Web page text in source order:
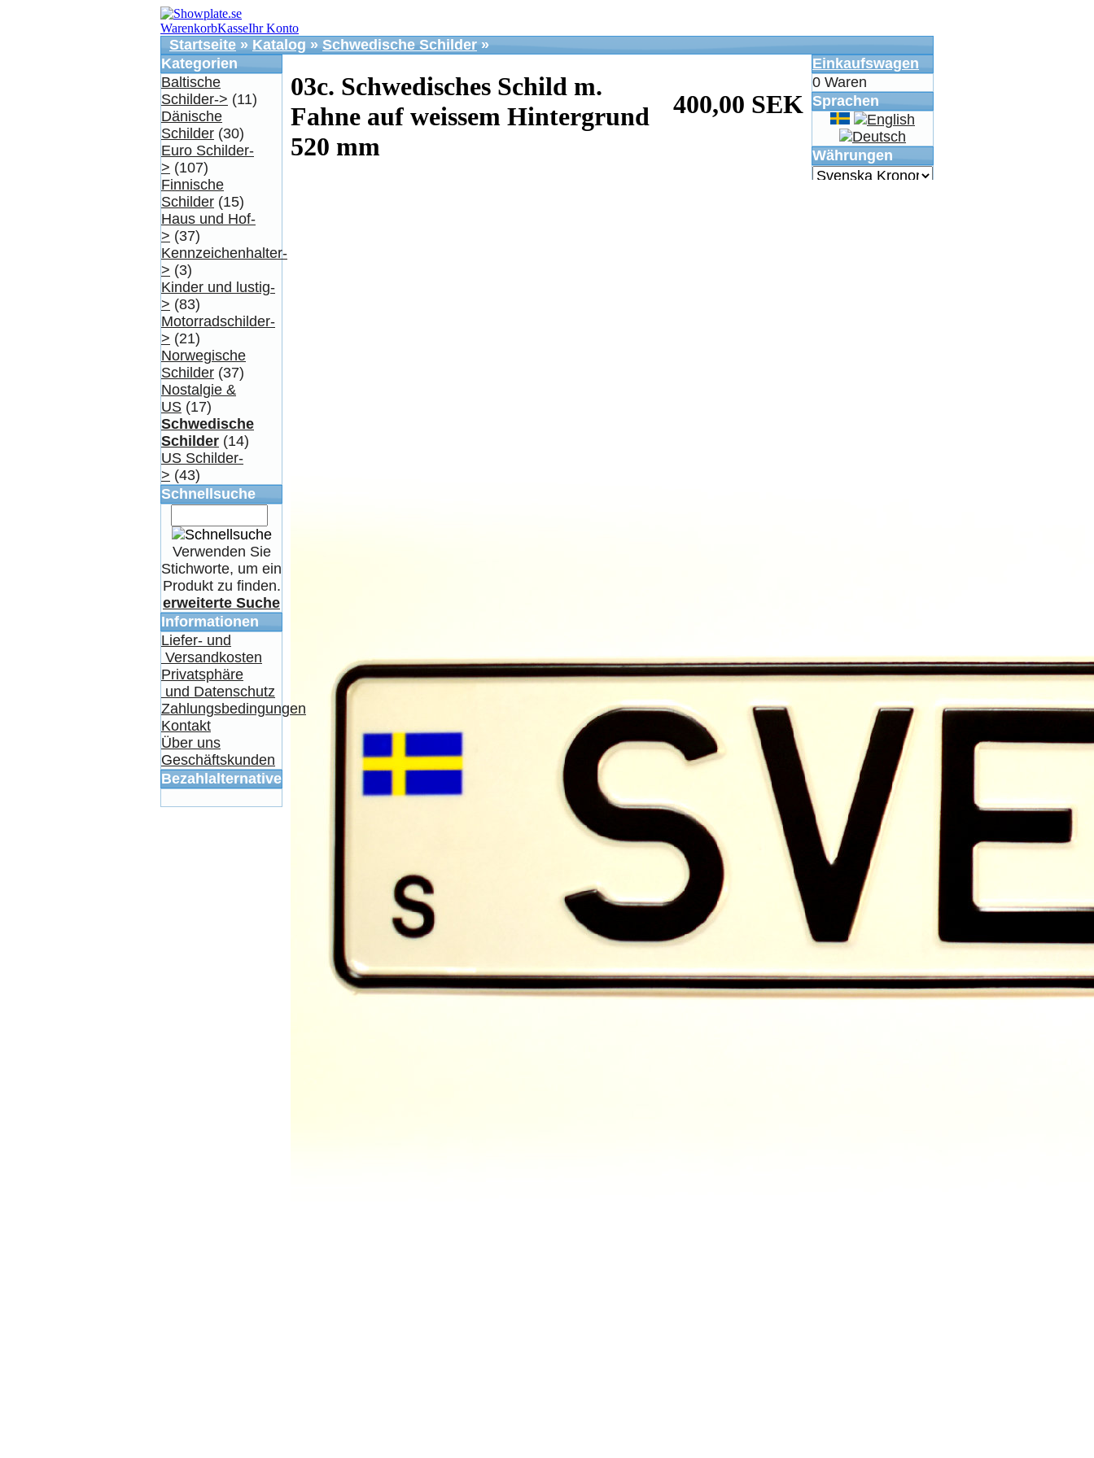
WarenkorbKasseIhr Konto
Startseite » Katalog » Schwedische Schilder »
400,00 SEK
03c. Schwedisches Schild m.
Fahne auf weissem Hintergrund
520 mm
Kategorien
Baltische
Schilder-> (11)
Dänische
Schilder (30)
Euro Schilder-
> (107)
Finnische
Schilder (15)
Haus und Hof-
> (37)
Kennzeichenhalter-
> (3)
Kinder und lustig-
> (83)
Motorradschilder-
> (21)
Norwegische
Schilder (37)
Nostalgie &
US (17)
Schwedische
Schilder (14)
US Schilder-
> (43)
Schnellsuche
Verwenden Sie
Stichworte, um ein
Produkt zu finden.
erweiterte Suche
Informationen
Liefer- und
Versandkosten
Privatsphäre
und Datenschutz
Zahlungsbedingungen
Kontakt
Über uns
Geschäftskunden
Bezahlalternativen
Einkaufswagen
0 Waren
Sprachen
Währungen